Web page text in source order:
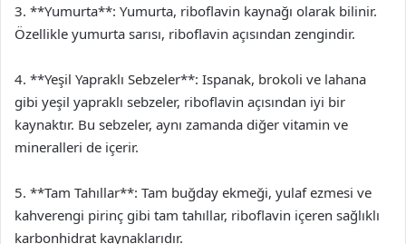
3. **Yumurta**: Yumurta, riboflavin kaynağı olarak bilinir.
Özellikle yumurta sarısı, riboflavin açısından zengindir.
4. **Yeşil Yapraklı Sebzeler**: Ispanak, brokoli ve lahana
gibi yeşil yapraklı sebzeler, riboflavin açısından iyi bir
kaynaktır. Bu sebzeler, aynı zamanda diğer vitamin ve
mineralleri de içerir.
5. **Tam Tahıllar**: Tam buğday ekmeği, yulaf ezmesi ve
kahverengi pirinç gibi tam tahıllar, riboflavin içeren sağlıklı
karbonhidrat kaynaklarıdır.